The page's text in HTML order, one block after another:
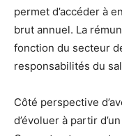
permet d’accéder à
brut annuel. La
fonction du secteur
responsabilités du
Côté perspective
d’évoluer à partir